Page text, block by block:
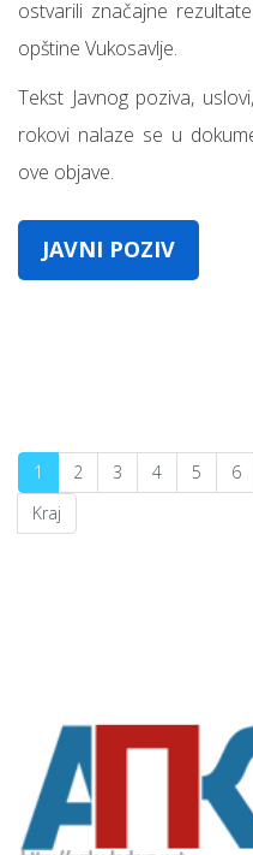
ostvarili značajne
opštine Vukosavlje.
Tekst Javnog poziva,
rokovi nalaze se u
ove objave.
JAVNI POZIV
1 2 3 4 5 6
Kraj